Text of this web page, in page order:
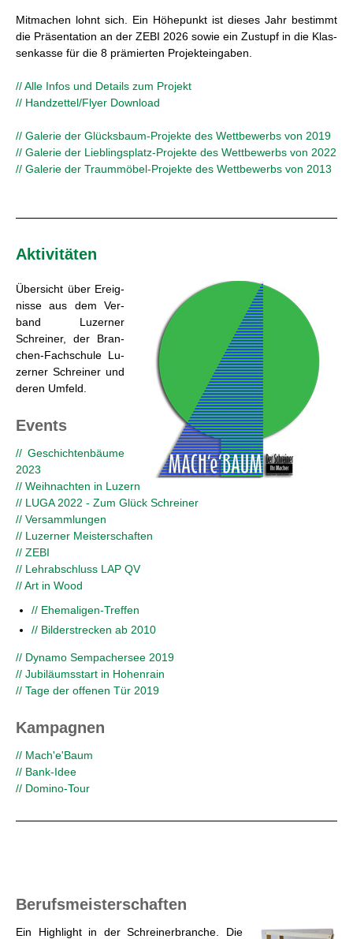
Mit­ma­chen lohnt sich. Ein Hö­he­punkt ist die­ses Jahr be­stimmt
die Prä­sen­ta­ti­on an der ZEBI 2026 sowie ein Zu­stupf in die Klas­
sen­kas­se für die 8 prä­mier­ten Pro­jekt­ein­ga­ben.
// Alle Infos und De­tails zum Pro­jekt
// Hand­zet­tel/Flyer Down­load
// Ga­le­rie der Glücks­baum-Pro­jek­te des Wett­be­werbs von 2019
// Ga­le­rie der Lieb­lings­platz-Pro­jek­te des Wett­be­werbs von 2022
// Ga­le­rie der Traum­mö­bel-Pro­jek­te des Wett­be­werbs von 2013
Ak­ti­vi­tä­ten
Über­sicht über Er­eig­
nis­se aus dem Ver­
band Lu­zer­ner
Schrei­ner, der Bran­
chen-Fach­schu­le Lu­
zer­ner Schrei­ner und
deren Um­feld.
Events
// Ge­schich­ten­bäu­me
2023
// Weih­nach­ten in Lu­zern
// LUGA 2022 - Zum Glück Schrei­ner
// Ver­samm­lun­gen
// Lu­zer­ner Meis­ter­schaf­ten
// ZEBI
// Lehr­ab­schluss LAP QV
// Art in Wood
// Ehe­ma­li­gen-Tref­fen
// Bil­der­stre­cken ab 2010
// Dy­na­mo Sem­pa­cher­see 2019
// Ju­bi­lä­ums­start in Ho­hen­rain
// Tage der of­fe­nen Tür 2019
Kam­pa­gnen
// Mach'e'Baum
// Bank-Idee
// Do­mi­no-Tour
Be­rufs­meis­ter­schaf­ten
Ein High­light in der Schrei­ner­bran­che. Die